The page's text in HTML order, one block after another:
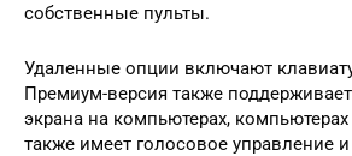
собственные пульты.
Удаленные опции включают
Премиум-версия также
экрана на компьютерах,
также имеет голосовое управление и